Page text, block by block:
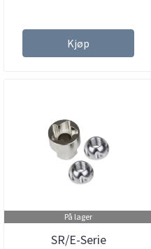
Kjøp
På lager
SR/E-Serie